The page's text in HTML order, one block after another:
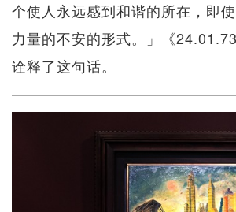
个使人永远感到和谐的所在，即
力量的不安的形式。」《
诠释了这句话。